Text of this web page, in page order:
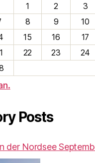
1
2 3
8 9 10
15 16 17
22 23 24
Posts
der Nordsee